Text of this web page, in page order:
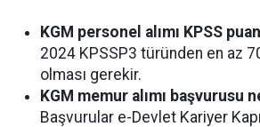
KGM personel alımı KPSS
2024 KPSSP3 türünden en az
olması gerekir.
KGM memur alımı başvurusu
Başvurular e-Devlet Kariyer